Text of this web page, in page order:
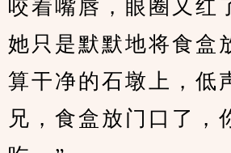
咬着嘴唇，眼圈又红
她只是默默地将食盒
算干净的石墩上，低
兄，食盒放门口了